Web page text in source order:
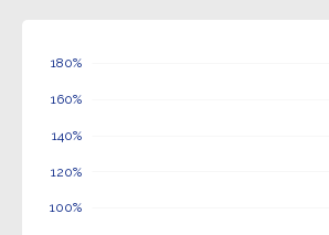
100%
120%
140%
160%
180%